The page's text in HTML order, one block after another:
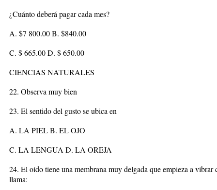
¿Cuánto deberá pagar cada mes?
A. $7 800.00 B. $840.00
C. $ 665.00 D. $ 650.00
CIENCIAS NATURALES
22. Observa muy bien
23. El sentido del gusto se ubica en
A. LA PIEL B. EL OJO
C. LA LENGUA D. LA OREJA
24. El oído tiene una membrana muy delgada que empieza a vibrar
llama: